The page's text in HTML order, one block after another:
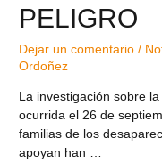
PELIGRO
Dejar un comentario /
Ordoñez
La investigación sobre
ocurrida el 26 de
familias de los
apoyan han …